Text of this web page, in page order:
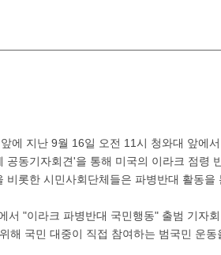
에 지난 9월 16일 오전 11시 청와대 앞에
공동기자회견'을 통해 미국의 이라크 점령
비롯한 시민사회단체들은 파병반대 활동을
서 "이라크 파병반대 국민행동" 출범 기자
해 국민 대중이 직접 참여하는 범국민 운동